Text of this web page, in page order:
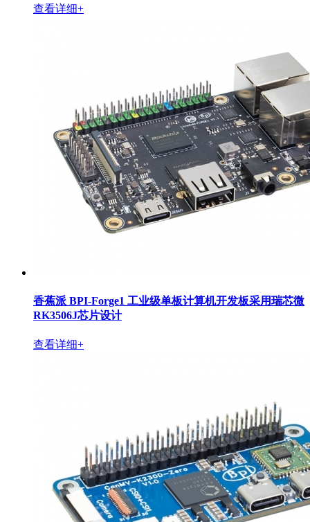
查看详细+
香蕉派 BPI-Forge1 工业级单板计算机开发板采用瑞芯微
RK3506J芯片设计
查看详细+